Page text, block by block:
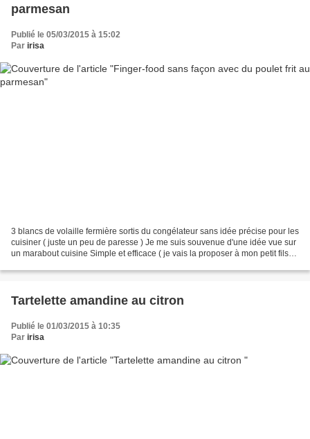
parmesan
Publié le 05/03/2015 à 15:02
Par irisa
3 blancs de volaille fermière sortis du congélateur sans idée précise pour les
cuisiner ( juste un peu de paresse ) Je me suis souvenue d'une idée vue sur
un marabout cuisine Simple et efficace ( je vais la proposer à mon petit fils
Tartelette amandine au citron
Publié le 01/03/2015 à 10:35
Par irisa